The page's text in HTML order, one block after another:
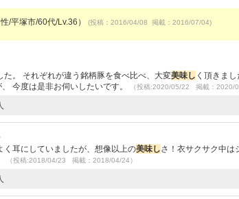
/平塚市/60代/Lv.36） (投稿：2016/04/08 掲載：2016/07/04)
。 それぞれが違う銘柄豚を食べ比べ、大変美味し く頂きま
今度は是非お伺いしたいです。
（投稿:2020/05/22 掲載：2020/
く耳にしていましたが、想像以上の美味しさ！衣サクサク中は
（投稿:2018/04/23 掲載：2018/04/24）